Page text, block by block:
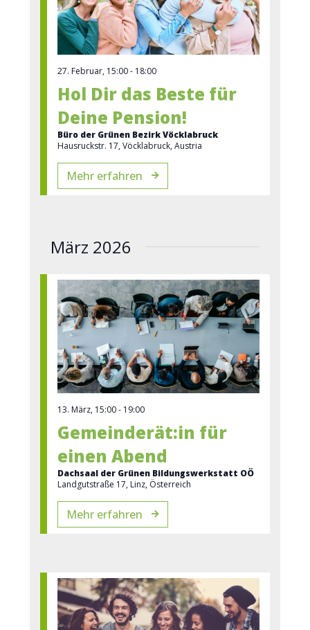
27. Februar, 15:00- 18:00
Hol Dir das Beste für
Deine Pension!
Büro der Grünen Bezirk Vöcklabruck
Hausruckstr. 17, Vöcklabruck, Austria
Mehr erfahren
März 2026
13. März, 15:00- 19:00
Gemeinderät:in für
einen Abend
Dachsaal der Grünen Bildungswerkstatt OÖ
Landgutstraße 17, Linz, Österreich
Mehr erfahren